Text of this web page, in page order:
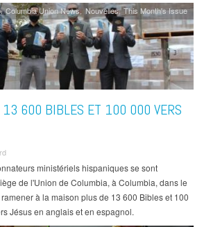
Columbia Union News Nouvelles This Month's Issue
13 600 BIBLES ET 100 000 VERS
ministériels hispaniques se sont
de l'Union de Columbia, à Columbia, dans le
à la maison plus de 13 600 Bibles et 100
Jésus en anglais et en espagnol.